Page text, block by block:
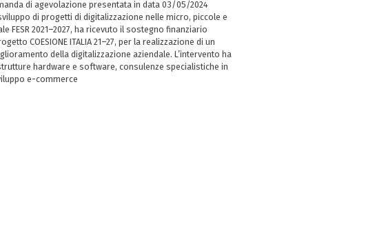
di agevolazione presentata in data 03/05/2024
di progetti di digitalizzazione nelle micro, piccole e
FESR 2021–2027, ha ricevuto il sostegno finanziario
COESIONE ITALIA 21–27, per la realizzazione di un
della digitalizzazione aziendale. L’intervento ha
hardware e software, consulenze specialistiche in
e-commerce